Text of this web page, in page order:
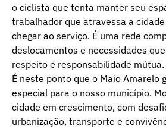
o ciclista que tenta manter seu
trabalhador que atravessa a
chegar ao serviço. É uma rede
deslocamentos e necessidades
respeito e responsabilidade mútua.
É neste ponto que o Maio Amarelo
especial para o nosso município.
cidade em crescimento, com
urbanização, transporte e